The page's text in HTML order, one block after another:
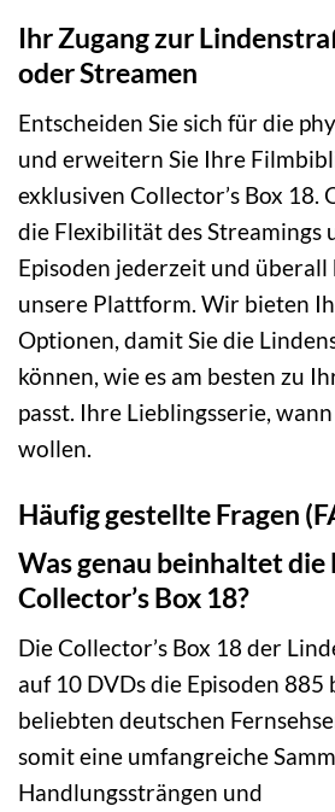
Ihr Zugang zur
oder Streamen
Entscheiden Sie sich für die
und erweitern Sie Ihre
exklusiven Collector’s Box 18.
die Flexibilität des Streamings
Episoden jederzeit und
unsere Plattform. Wir bieten
Optionen, damit Sie die
können, wie es am besten zu
passt. Ihre Lieblingsserie,
wollen.
Häufig gestellte Fragen
Was genau beinhaltet
Collector’s Box 18?
Die Collector’s Box 18 der
auf 10 DVDs die Episoden 885
beliebten deutschen
somit eine umfangreiche
Handlungssträngen und